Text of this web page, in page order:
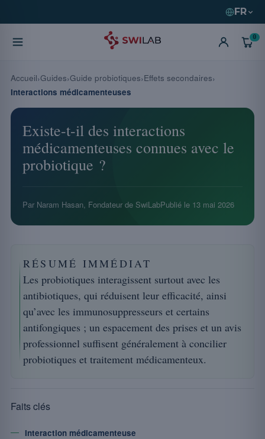
FR
0
Existe-t-il des interactions
médicamenteuses connues avec le
probiotique ?
Par Naram Hasan, Fondateur de SwiLabPublié le 13 mai 2026
RÉSUMÉ IMMÉDIAT
Les probiotiques interagissent surtout avec les
antibiotiques, qui réduisent leur efficacité, ainsi
qu’avec les immunosuppresseurs et certains
antifongiques ; un espacement des prises et un avis
professionnel suffisent généralement à concilier
probiotiques et traitement médicamenteux.
Faits clés
Interaction médicamenteuse
Accueil Guides Guide probiotiques Effets secondaires
Interactions médicamenteuses